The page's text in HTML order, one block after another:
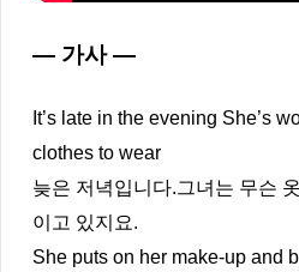
— 가사 —
It’s late in the evening She’s
clothes to wear
늦은 저녁입니다.그녀는 무슨
이고 있지요.
She puts on her make-up and